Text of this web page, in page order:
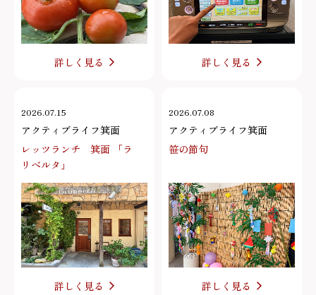
詳しく見る 詳しく見る
2026.07.15
アクティブライフ箕面
レッツランチ 箕面 「ラ
リベルタ」
詳しく見る
2026.07.08
アクティブライフ箕面
笹の節句
詳しく見る